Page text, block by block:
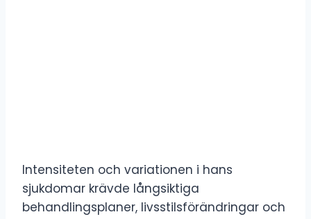
Intensiteten och variationen i hans
sjukdomar krävde långsiktiga
behandlingsplaner, livsstilsförändringar och